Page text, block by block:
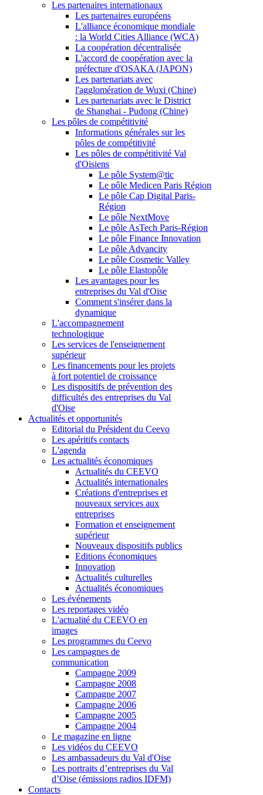
Les partenaires internationaux
Les partenaires européens
L'alliance économique mondiale
: la World Cities Alliance (WCA)
La coopération décentralisée
L'accord de coopération avec la
préfecture d'OSAKA (JAPON)
Les partenariats avec
l'agglomération de Wuxi (Chine)
Les partenariats avec le District
de Shanghai - Pudong (Chine)
Les pôles de compétitivité
Informations générales sur les
pôles de compétitivité
Les pôles de compétitivité Val
d'Oisiens
Le pôle System@tic
Le pôle Medicen Paris Région
Le pôle Cap Digital Paris-
Région
Le pôle NextMove
Le pôle AsTech Paris-Région
Le pôle Finance Innovation
Le pôle Advancity
Le pôle Cosmetic Valley
Le pôle Elastopôle
Les avantages pour les
entreprises du Val d'Oise
Comment s'insérer dans la
dynamique
L'accompagnement
technologique
Les services de l'enseignement
supérieur
Les financements pour les projets
à fort potentiel de croissance
Les dispositifs de prévention des
difficultés des entreprises du Val
d'Oise
Actualités et opportunités
Editorial du Président du Ceevo
Les apéritifs contacts
L'agenda
Les actualités économiques
Actualités du CEEVO
Actualités internationales
Créations d'entreprises et
nouveaux services aux
entreprises
Formation et enseignement
supérieur
Nouveaux dispositifs publics
Editions économiques
Innovation
Actualités culturelles
Actualités économiques
Les événements
Les reportages vidéo
L'actualité du CEEVO en
images
Les programmes du Ceevo
Les campagnes de
communication
Campagne 2009
Campagne 2008
Campagne 2007
Campagne 2006
Campagne 2005
Campagne 2004
Le magazine en ligne
Les vidéos du CEEVO
Les ambassadeurs du Val d'Oise
Les portraits d’entreprises du Val
d’Oise (émissions radios IDFM)
Contacts